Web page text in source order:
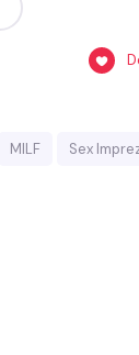
MILF Sex